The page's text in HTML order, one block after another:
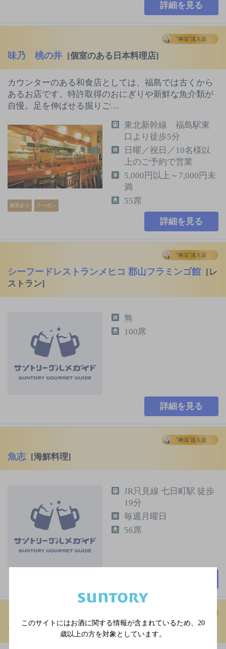
詳細を見る
味乃 桃の井 [個室のある日本料理店]
カウンターのある和食店としては、福島では古くから
あるお店です。特許取得のおにぎりや新鮮な魚介類が
自慢。足を伸ばせる掘りご…
個室あり クーポン
東北新幹線 福島駅東
口より徒歩5分
日曜／祝日／10名様以
上のご予約で営業
5,000円以上～7,000円未
満
55席
詳細を見る
シーフードレストランメヒコ 郡山フラミンゴ館 [レ
ストラン]
無
100席
詳細を見る
魚志 [海鮮料理]
JR只見線 七日町駅 徒歩
19分
毎週月曜日
56席
シーフードレストラン メヒコ 福島店
このサイトにはお酒に関する情報が含まれているため、 20
歳以上の方を対象としています。